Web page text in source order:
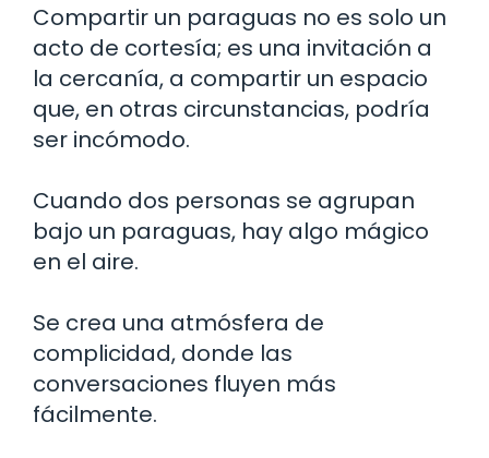
Compartir un paraguas no es solo un
acto de cortesía; es una invitación a
la cercanía, a compartir un espacio
que, en otras circunstancias, podría
ser incómodo.
Cuando dos personas se agrupan
bajo un paraguas, hay algo mágico
en el aire.
Se crea una atmósfera de
complicidad, donde las
conversaciones fluyen más
fácilmente.